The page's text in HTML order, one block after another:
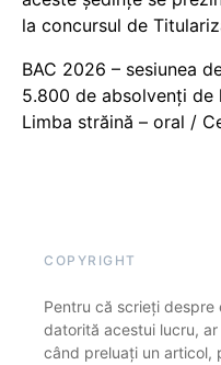
la concursul de
BAC 2026 – sesiunea
5.800 de absolvenți de
Limba străină – oral /
COPYRIGHT
Pentru că scrieți
datorită acestui lucru,
când preluați un articol,